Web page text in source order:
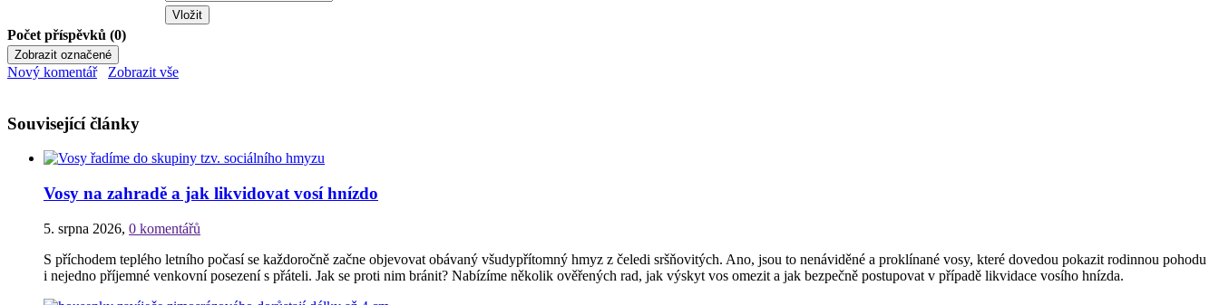
Počet příspěvků (0)
Nový komentář Zobrazit vše
Související články
Vosy na zahradě a jak likvidovat vosí hnízdo
5. srpna 2026, 0 komentářů
S příchodem teplého letního počasí se každoročně začne objevovat obávaný všudypřítomný hmyz z čeledi sršňovitých. Ano, jsou to nenáviděné a proklínané vosy, které dovedou pokazit rodinnou pohodu
i nejedno příjemné venkovní posezení s přáteli. Jak se proti nim bránit? Nabízíme několik ověřených rad, jak výskyt vos omezit a jak bezpečně postupovat v případě likvidace vosího hnízda.